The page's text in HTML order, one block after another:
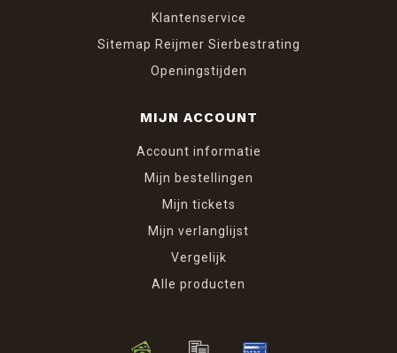
Klantenservice
Sitemap Reijmer Sierbestrating
Openingstijden
MIJN ACCOUNT
Account informatie
Mijn bestellingen
Mijn tickets
Mijn verlanglijst
Vergelijk
Alle producten